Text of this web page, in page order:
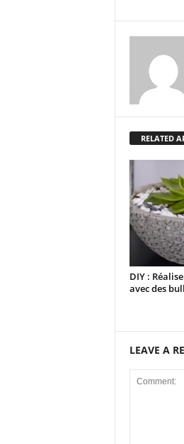
RELATED
DIY :
avec des
LEAVE A